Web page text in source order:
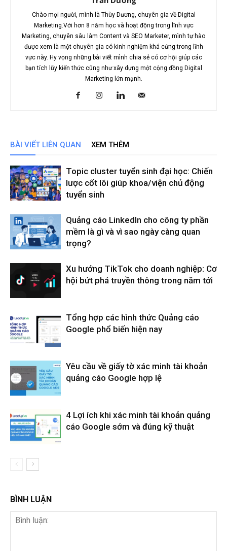
Chào mọi người, mình là Thùy Dương, chuyên gia về Digital
Marketing.Với hơn 8 năm học và hoạt động trong lĩnh vực
Marketing, chuyên sâu làm Content và SEO Marketer, mình tự hào
được xem là một chuyên gia có kinh nghiệm khá cứng trong lĩnh
vực này. Hy vọng những bài viết mình chia sẻ có cơ hội giúp các
bạn tích lũy kiến thức cũng như xây dựng một cộng đồng Digital
Marketing lớn mạnh.
BÀI VIẾT LIÊN QUAN XEM THÊM
Topic cluster tuyển sinh đại học: Chiến
lược cốt lõi giúp khoa/viện chủ động
tuyển sinh
Quảng cáo LinkedIn cho công ty phần
mềm là gì và vì sao ngày càng quan
trọng?
Xu hướng TikTok cho doanh nghiệp: Cơ
hội bứt phá truyền thông trong năm tới
Tổng hợp các hình thức Quảng cáo
Google phổ biến hiện nay
Yêu cầu về giấy tờ xác minh tài khoản
quảng cáo Google hợp lệ
4 Lợi ích khi xác minh tài khoản quảng
cáo Google sớm và đúng kỹ thuật
BÌNH LUẬN